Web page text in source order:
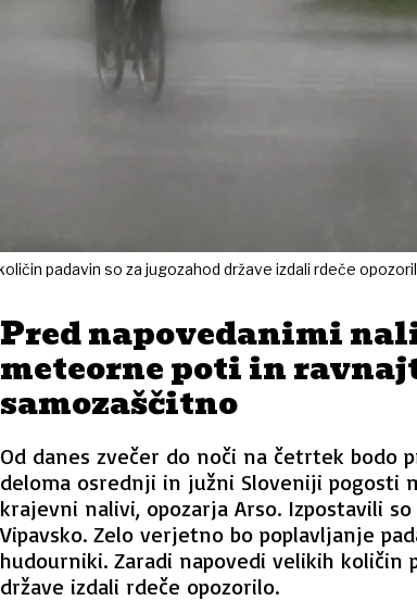
padavin so za jugozahod države izdali rdeče
Pred napovedanimi
meteorne poti in
samozaščitno
Od danes zvečer do noči na četrtek bodo
deloma osrednji in južni Sloveniji pogosti
krajevni nalivi, opozarja Arso. Izpostavili
Vipavsko. Zelo verjetno bo poplavljanje
hudourniki. Zaradi napovedi velikih količin
države izdali rdeče opozorilo.